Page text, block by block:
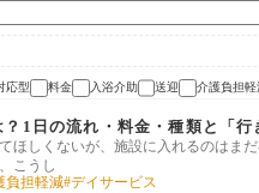
応型 料金 入浴介助 送迎 介護負担軽
1日の流れ・料金・種類と「
ほしくないが、施設に入れるのはま
こうし
負担軽減 デイサービス